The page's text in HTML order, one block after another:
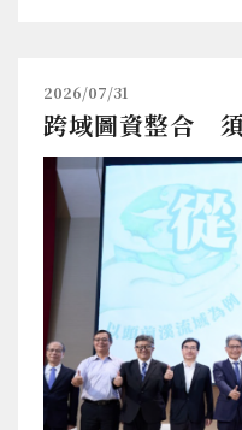
2026/07/31
跨域圖資整合